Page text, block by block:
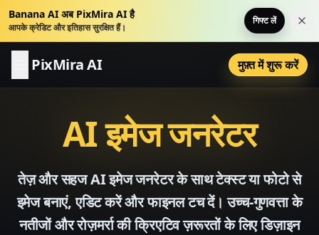
Banana AI अब PixMira AI है
आपके क्रेडिट और इतिहास सुरक्षित हैं।
गिफ्ट लें इस
PixMira AI मुफ़्त में शुरू करें
AI इमेज जनरेटर
तेज़ और सहज AI इमेज जनरेटर के साथ टेक्स्ट या फोटो से
इमेज बनाएं, एडिट करें और फाइनल टच दें। उच्च-गुणवत्ता के
नतीजों और रोज़मर्रा की क्रिएटिव ज़रूरतों के लिए डिज़ाइन